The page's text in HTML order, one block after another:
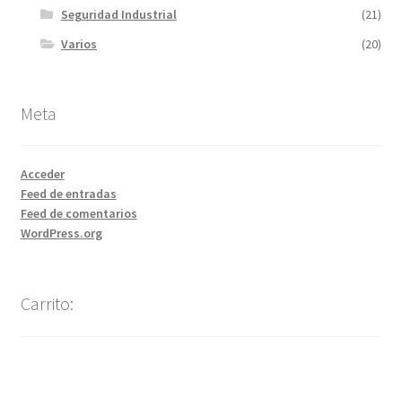
Seguridad Industrial
(21)
Varios
(20)
Meta
Acceder
Feed de entradas
Feed de comentarios
WordPress.org
Carrito: